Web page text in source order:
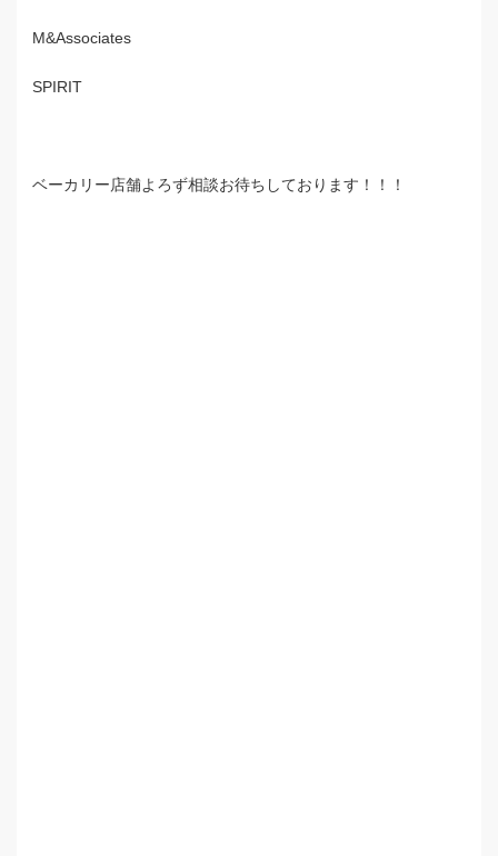
M&Associates
SPIRIT
ベーカリー店舗よろず相談お待ちしております！！！